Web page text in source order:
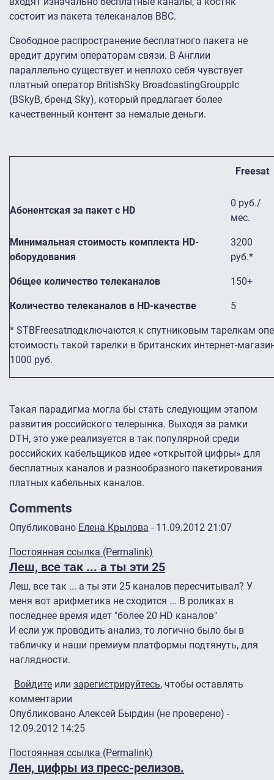
состоит из пакета телеканалов BBC.
Свободное распространение бесплатного пакета не
вредит другим операторам связи. В Англии
параллельно существует и неплохо себя чувствует
платный оператор BritishSky BroadcastingGroupplc
(BSkyB, бренд Sky), который предлагает более
качественный контент за немалые деньги.
Freesat
Абонентская за пакет с HD
0 руб./
мес.
Минимальная стоимость комплекта HD-
оборудования
3200
руб.*
Общее количество телеканалов 150+
Количество телеканалов в HD-качестве 5
* STBFreesatподключаются к спутниковым тарелкам
стоимость такой тарелки в британских интернет-
1000 руб.
Такая парадигма могла бы стать следующим этапом
развития российского телерынка. Выходя за рамки
DTH, это уже реализуется в так популярной среди
российских кабельщиков идее «открытой цифры» для
бесплатных каналов и разнообразного пакетирования
платных кабельных каналов.
Comments
Опубликовано Елена Крылова - 11.09.2012 21:07
Постоянная ссылка (Permalink)
Леш, все так ... а ты эти 25
Леш, все так ... а ты эти 25 каналов пересчитывал? У
меня вот арифметика не сходится ... В роликах в
последнее время идет "более 20 HD каналов"
И если уж проводить анализ, то логично было бы в
табличку и наши премиум платформы подтянуть, для
наглядности.
Войдите или зарегистрируйтесь, чтобы оставлять
комментарии
Опубликовано Алексей Бырдин (не проверено) -
12.09.2012 14:25
Постоянная ссылка (Permalink)
Лен, цифры из пресс-релизов.